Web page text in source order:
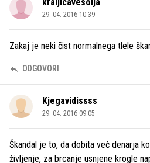
29. 04. 2016 10.39
Zakaj je neki čist normalnega tlele
ODGOVORI
Kjegavidissss
29. 04. 2016 09.05
Škandal je to, da dobita več denarja
življenje, za brcanje usnjene krogle